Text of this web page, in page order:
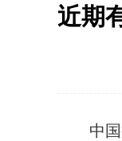
近期
中国疾